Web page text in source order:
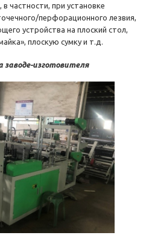
частности, при установке
перфорационного лезвия,
устройства на плоский стол,
плоскую сумку и т.д.
изготовителя